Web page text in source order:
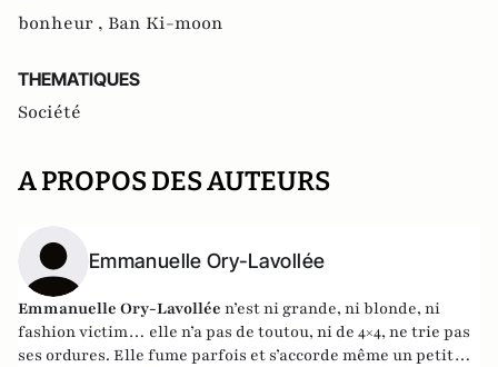
bonheur , Ban Ki-moon
THEMATIQUES
Société
A PROPOS DES AUTEURS
Emmanuelle Ory-Lavollée
Emmanuelle Ory-Lavollée n’est ni grande, ni blonde, ni
fashion victim… elle n’a pas de toutou, ni de 4×4, ne trie pas
ses ordures. Elle fume parfois et s’accorde même un petit